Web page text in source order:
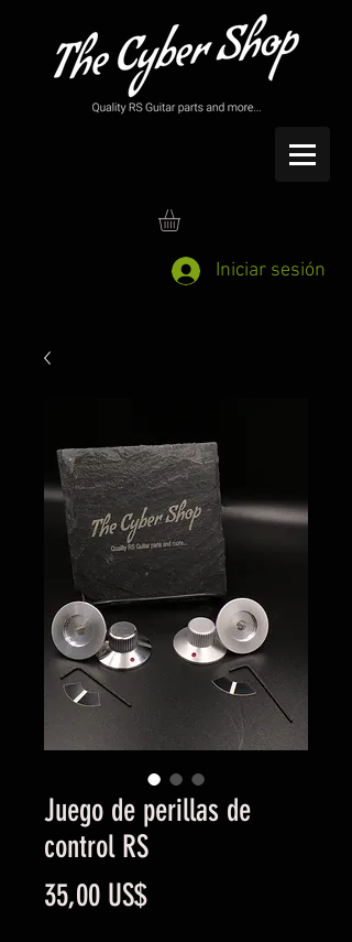
Iniciar sesión
Juego de perillas de
control RS
35,00 US$Precio